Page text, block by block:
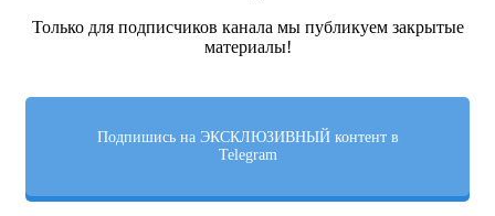
Только для подписчиков канала мы публикуем закрытые
материалы!
Подпишись на ЭКСКЛЮЗИВНЫЙ контент в
Telegram